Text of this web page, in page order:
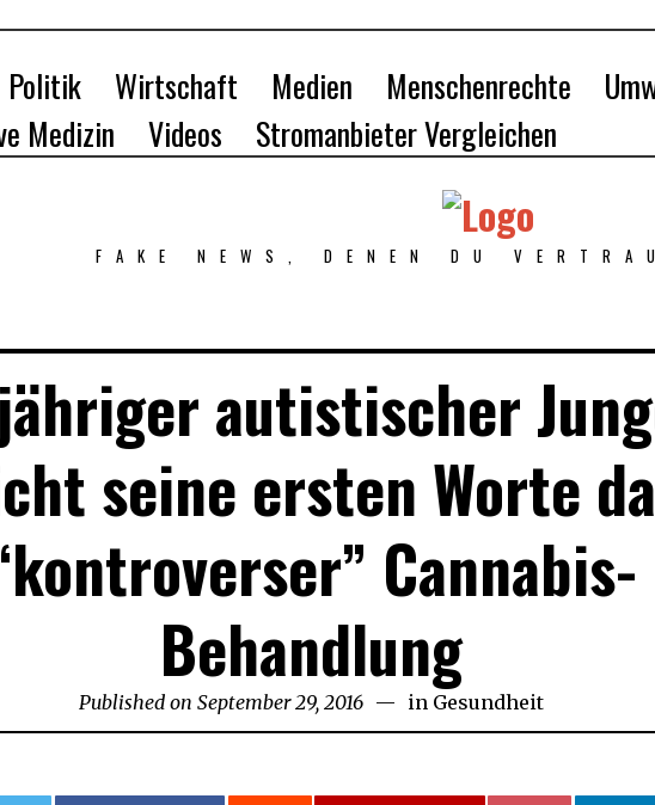
Politik Wirtschaft Medien Menschenrechte
Medizin
Videos Stromanbieter Vergleichen
FAKE NEWS, DENEN DU
autistischer
seine ersten Worte
Cannabis-
Behandlung
Published on September 29, 2016 October
16,
in Gesundheit